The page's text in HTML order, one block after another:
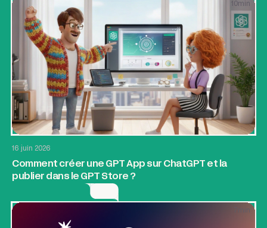
16 juin 2026
Comment créer une GPT App sur ChatGPT et la
publier dans le GPT Store ?
10 min
min